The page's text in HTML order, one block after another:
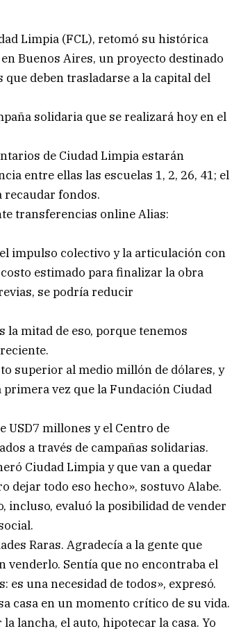
Limpia (FCL), retomó su histórica
Buenos Aires, un proyecto destinado
deben trasladarse a la capital del
solidaria que se realizará hoy en el
de Ciudad Limpia estarán
entre ellas las escuelas 1, 2, 26, 41; el
recaudar fondos.
transferencias online Alias:
impulso colectivo y la articulación con
estimado para finalizar la obra
se podría reducir
la mitad de eso, porque tenemos
superior al medio millón de dólares, y
vez que la Fundación Ciudad
USD7 millones y el Centro de
a través de campañas solidarias.
Ciudad Limpia y que van a quedar
dejar todo eso hecho», sostuvo Alabe.
incluso, evaluó la posibilidad de vender
Raras. Agradecía a la gente que
venderlo. Sentía que no encontraba el
una necesidad de todos», expresó.
casa en un momento crítico de su vida.
lancha, el auto, hipotecar la casa. Yo